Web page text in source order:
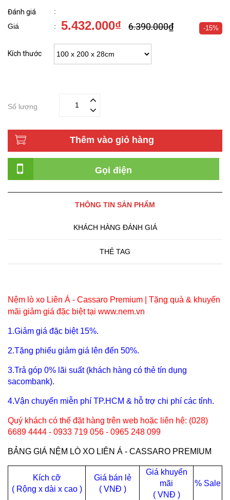
Đánh giá
:
Giá
: 5.432.000₫ 6.390.000₫ -15%
Kích thước
Số lượng
Thêm vào giỏ hàng
Gọi điện
THÔNG TIN SẢN PHẨM
KHÁCH HÀNG ĐÁNH GIÁ
THẺ TAG
Nệm lò xo Liên Á - Cassaro Premium | Tặng quà & khuyến
mãi giảm giá đặc biệt tại www.nem.vn
1.Giảm giá đặc biệt 15%.
2.Tặng phiếu giảm giá lên đến 50%.
3.Trả góp 0% lãi suất (khách hàng có thẻ tín dụng
sacombank).
4.Vận chuyển miễn phí TP.HCM & hỗ trợ chi phí các tỉnh.
Quý khách có thể đặt hàng trên web hoặc liên hệ: (028)
6689 4444 - 0933 719 056 - 0965 248 099
BẢNG GIÁ NỆM LÒ XO LIÊN Á - CASSARO PREMIUM
Kích cỡ
( Rộng x dài x cao )
Giá bán lẻ
( VNĐ )
Giá khuyến
mãi
( VNĐ )
% Sale